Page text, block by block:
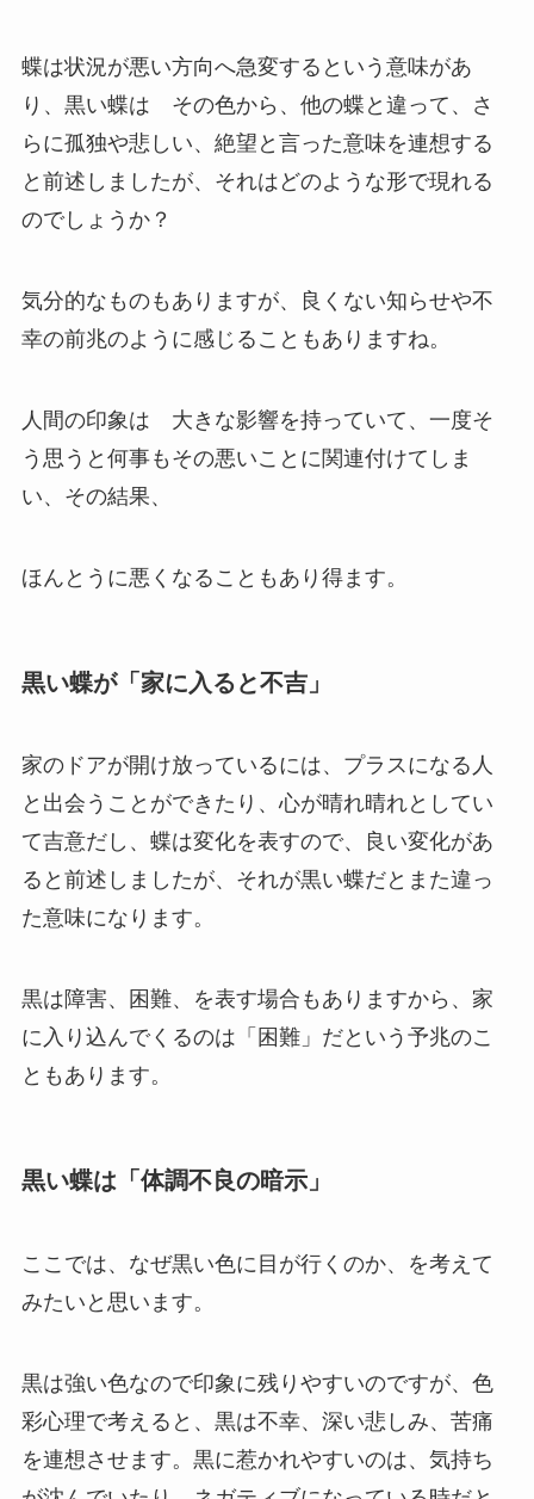
蝶は状況が悪い方向へ急変するという意味があ
り、黒い蝶は その色から、他の蝶と違って、さ
らに孤独や悲しい、絶望と言った意味を連想する
と前述しましたが、それはどのような形で現れる
のでしょうか？
気分的なものもありますが、良くない知らせや不
幸の前兆のように感じることもありますね。
人間の印象は 大きな影響を持っていて、一度そ
う思うと何事もその悪いことに関連付けてしま
い、その結果、
ほんとうに悪くなることもあり得ます。
黒い蝶が「家に入ると不吉」
家のドアが開け放っているには、プラスになる人
と出会うことができたり、心が晴れ晴れとしてい
て吉意だし、蝶は変化を表すので、良い変化があ
ると前述しましたが、それが黒い蝶だとまた違っ
た意味になります。
黒は障害、困難、を表す場合もありますから、家
に入り込んでくるのは「困難」だという予兆のこ
ともあります。
黒い蝶は「体調不良の暗示」
ここでは、なぜ黒い色に目が行くのか、を考えて
みたいと思います。
黒は強い色なので印象に残りやすいのですが、色
彩心理で考えると、黒は不幸、深い悲しみ、苦痛
を連想させます。黒に惹かれやすいのは、気持ち